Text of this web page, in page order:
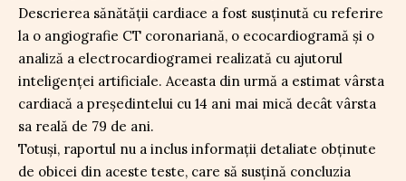
Descrierea sănătății cardiace a fost susținută cu referire
la o angiografie CT coronariană, o ecocardiogramă și o
analiză a electrocardiogramei realizată cu ajutorul
inteligenței artificiale. Aceasta din urmă a estimat vârsta
cardiacă a președintelui cu 14 ani mai mică decât vârsta
sa reală de 79 de ani.
Totuși, raportul nu a inclus informații detaliate obținute
de obicei din aceste teste, care să susțină concluzia